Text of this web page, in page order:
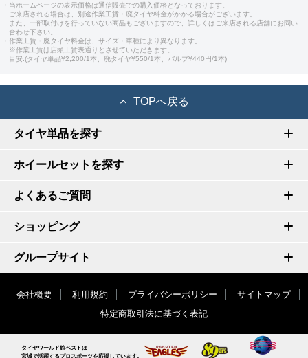
・当ホームページの表示価格は通信販売での購入価格となっております。
ご来店される場合は、別途作業工賃・廃タイヤ料金がかかる場合がございます。
また、一部取付けを行っていない商品もございますので、詳しくはご来店される店舗にお問い
合わせ下さい。
・作業工賃・廃タイヤ料金は、サイズ・車種により異なります。
※作業工賃は店頭工賃表通りとさせていただきます。
目安:(タイヤ単品¥2,200/1本、廃タイヤ¥550/1本、バルブ¥440円/1本)
TOPへ戻る
タイヤ単品を探す
ホイールセットを探す
よくあるご質問
ショッピング
グループサイト
会社概要 利用規約 プライバシーポリシー
サイトマップ
特定商取引法に基づく表記
タイヤワールド館ベストは
宮城で活躍するプロスポーツを応援しています。